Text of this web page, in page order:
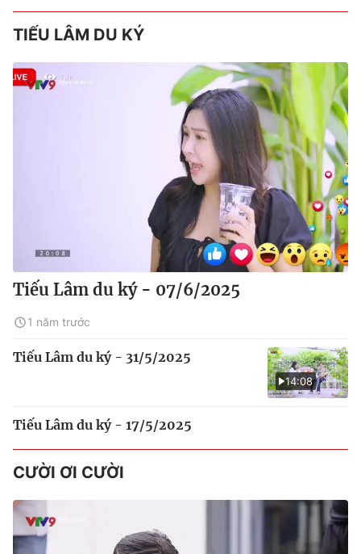
TIẾU LÂM DU KÝ
Tiếu Lâm du ký - 07/6/2025
1 năm trước
14:08
Tiếu Lâm du ký - 31/5/2025
Tiếu Lâm du ký - 17/5/2025
CƯỜI ƠI CƯỜI